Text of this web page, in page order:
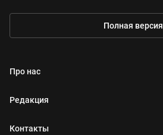
Полная версия
Про нас
Редакция
Контакты